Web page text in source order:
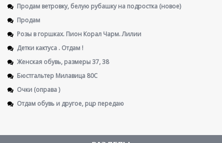
Продам ветровку, белую рубашку на подростка (новое)
Продам
Розы в горшках. Пион Корал Чарм. Лилии
Детки кактуса . Отдам !
Женская обувь, размеры 37, 38
Бюстгальтер Милавица 80С
Очки (оправа )
Отдам обувь и другое, рцр передаю